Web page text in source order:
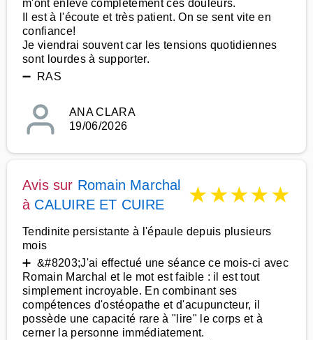
m'ont enlevé complétement ces douleurs.
Il est à l'écoute et très patient. On se sent vite en
confiance!
Je viendrai souvent car les tensions quotidiennes
sont lourdes à supporter.
➖ RAS
ANA CLARA
19/06/2026
Avis sur Romain Marchal
à CALUIRE ET CUIRE ★★★★★
Tendinite persistante à l'épaule depuis plusieurs
mois
➕ &#8203;J'ai effectué une séance ce mois-ci avec
Romain Marchal et le mot est faible : il est tout
simplement incroyable. En combinant ses
compétences d'ostéopathe et d'acupuncteur, il
possède une capacité rare à "lire" le corps et à
cerner la personne immédiatement.